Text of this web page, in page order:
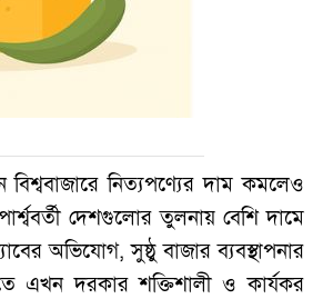
বিশ্ববাজারে নিত্যপণ্যের দাম কমলেও
দেশগুলোর তুলনায় বেশি দামে
অভিযোগ, সুষ্ঠু বাজার ব্যবস্থাপনার
এখন দরকার শক্তিশালী ও কার্যকর